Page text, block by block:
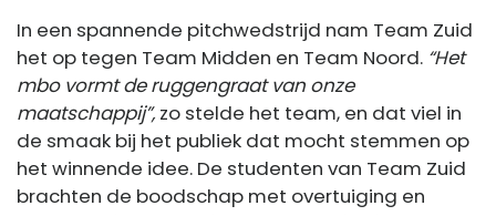
In een spannende pitchwedstrijd nam Team Zuid
het op tegen Team Midden en Team Noord. “Het
mbo vormt de ruggengraat van onze
maatschappij”, zo stelde het team, en dat viel in
de smaak bij het publiek dat mocht stemmen op
het winnende idee. De studenten van Team Zuid
brachten de boodschap met overtuiging en